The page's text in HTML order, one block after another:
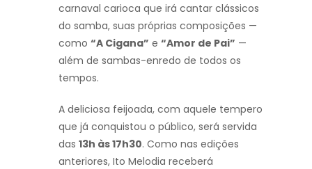
carnaval carioca que irá cantar clássicos
do samba, suas próprias composições —
como “A Cigana” e “Amor de Pai” —
além de sambas-enredo de todos os
tempos.
A deliciosa feijoada, com aquele tempero
que já conquistou o público, será servida
das 13h às 17h30. Como nas edições
anteriores, Ito Melodia receberá